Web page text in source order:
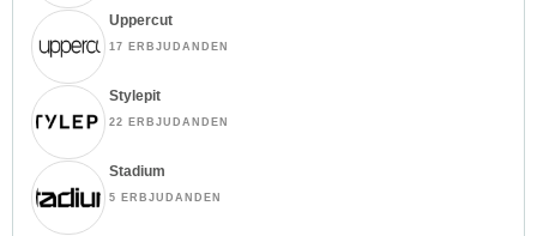
Uppercut
17 ERBJUDANDEN
Stylepit
22 ERBJUDANDEN
Stadium
5 ERBJUDANDEN